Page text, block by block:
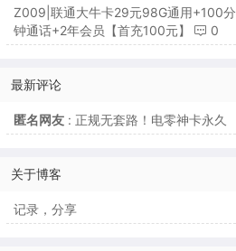
Z009|联通大牛卡29元98G通用+100分
钟通话+2年会员【首充100元】
0
最新评论
匿名网友: 正规无套路！电零神卡永久
关于博客
记录，分享